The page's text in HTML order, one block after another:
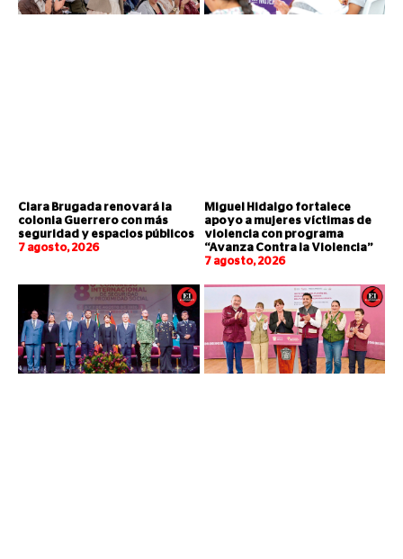
Clara Brugada renovará la
colonia Guerrero con más
seguridad y espacios públicos
7 agosto, 2026
Miguel Hidalgo fortalece
apoyo a mujeres víctimas de
violencia con programa
“Avanza Contra la Violencia”
7 agosto, 2026